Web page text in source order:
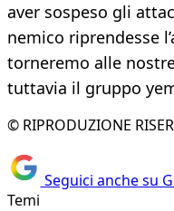
aver sospeso gli
nemico riprendesse
torneremo alle
tuttavia il gruppo
© RIPRODUZIONE
Seguici anche su
Temi